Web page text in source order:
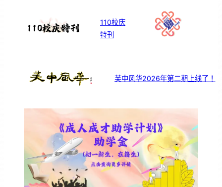
110校庆
特刊
芙中风华2026年第二期上线了！